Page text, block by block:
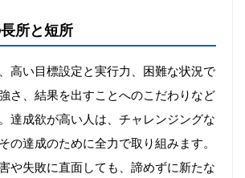
長所と短所
高い目標設定と実行力、困難な状況で
さ、結果を出すことへのこだわりなど
達成欲が高い人は、チャレンジングな
の達成のために全力で取り組みます。
や失敗に直面しても、諦めずに新たな